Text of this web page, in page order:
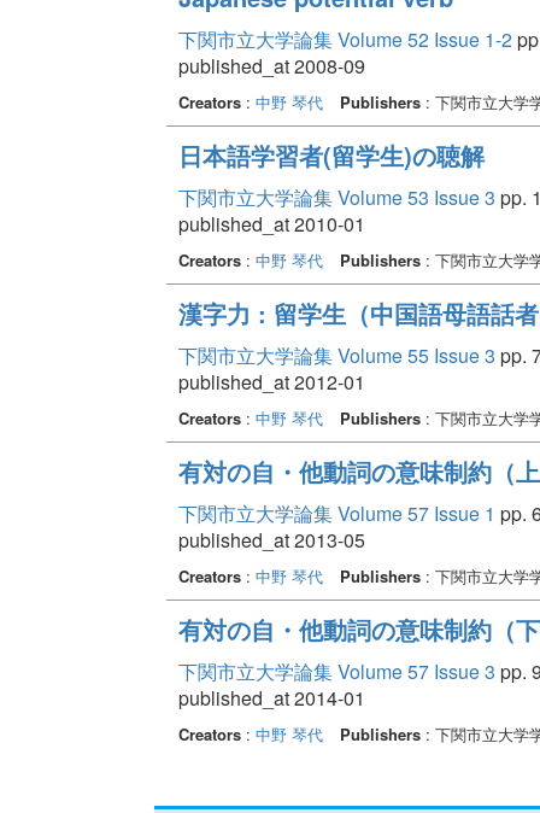
下関市立大学論集 Volume 52 Issue 1-2
published_at 2008-09
Creators: 中野 琴代 Publishers: 下関市立大学
日本語学習者(留学生)の聴解
下関市立大学論集 Volume 53 Issue 3 pp.
published_at 2010-01
Creators: 中野 琴代 Publishers: 下関市立大学
漢字力 : 留学生（中国語母語話
下関市立大学論集 Volume 55 Issue 3 pp.
published_at 2012-01
Creators: 中野 琴代 Publishers: 下関市立大学
有対の自・他動詞の意味制約（
下関市立大学論集 Volume 57 Issue 1 pp.
published_at 2013-05
Creators: 中野 琴代 Publishers: 下関市立大学
有対の自・他動詞の意味制約（
下関市立大学論集 Volume 57 Issue 3 pp.
published_at 2014-01
Creators: 中野 琴代 Publishers: 下関市立大学